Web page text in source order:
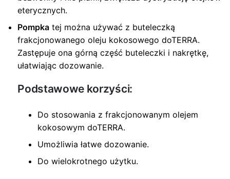
eterycznych.
Pompka tej można używać z buteleczką
frakcjonowanego oleju kokosowego doTERRA.
Zastępuje ona górną część buteleczki i nakrętkę,
ułatwiając dozowanie.
Podstawowe korzyści:
Do stosowania z frakcjonowanym olejem
kokosowym doTERRA.
Umożliwia łatwe dozowanie.
Do wielokrotnego użytku.